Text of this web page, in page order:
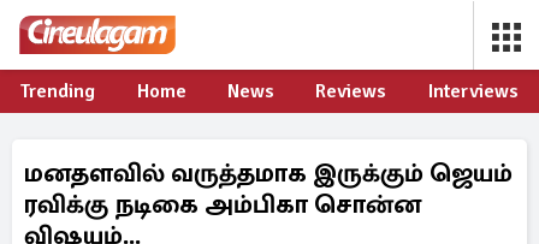
Trending Home News Reviews Interviews
மனதளவில் வருத்தமாக இருக்கும் ஜெயம்
ரவிக்கு நடிகை அம்பிகா சொன்ன
விஷயம்...